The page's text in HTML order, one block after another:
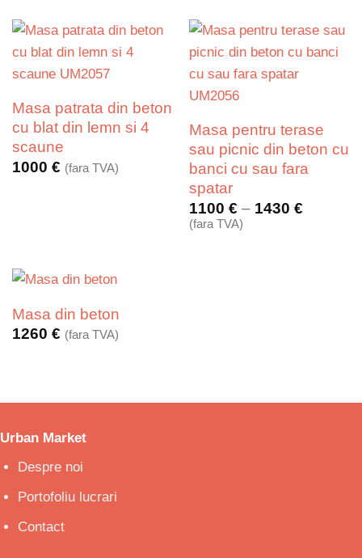
la
1430 €
Masa patrata din beton
cu blat din lemn si 4
scaune
1000 € (fara TVA)
Masa pentru terase
sau picnic din beton cu
banci cu sau fara
spatar
1100 € – 1430 €Interval
(fara TVA)
Masa din beton
1260 € (fara TVA)
Urban Market
Despre noi
Portofoliu lucrari
Contact